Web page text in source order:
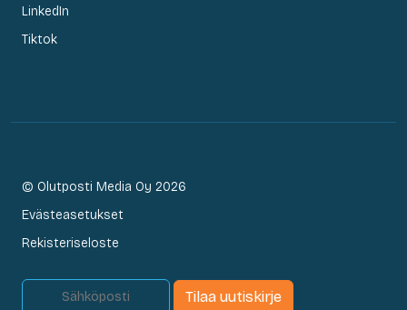
LinkedIn
Tiktok
© Olutposti Media Oy 2026
Evästeasetukset
Rekisteriseloste
Tilaa uutiskirje